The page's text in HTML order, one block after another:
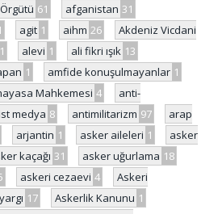
61 afganistan 31
agit 1 aihm 26
Akdeniz Vicdani
1 alevi 1 ali fikri ışık 13
1 amfide konuşulmayanlar 1
Mahkemesi 4
anti-
medya 8 antimilitarizm 97
arap
arjantin 1 asker aileleri 1
asker
kaçağı 31 asker uğurlama 18
askeri cezaevi 4
Askeri
17 Askerlik Kanunu 1